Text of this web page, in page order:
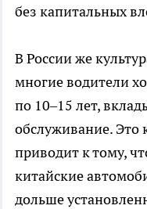
без капитальных
В России же
многие водители
по 10–15 лет,
обслуживание. Это
приводит к тому,
китайские
дольше